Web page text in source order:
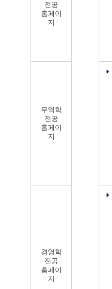
전공
홈페이
지
무역학
전공
홈페이
지
경영학
전공
홈페이
지